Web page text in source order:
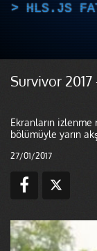
HLS.JS
Survivor 2017
Ekranların izlenme
bölümüyle yarın
27/01/2017